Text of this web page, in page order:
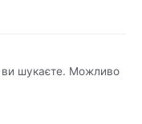
шукаєте. Можливо